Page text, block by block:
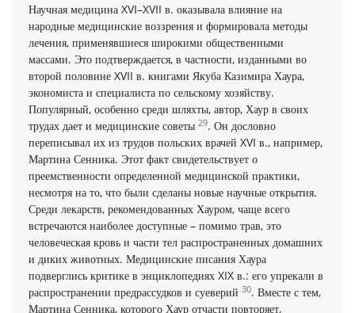
Научная медицина XVI–XVII в. оказывала влияние на
народные медицинские воззрения и формировала методы
лечения, применявшиеся широкими общественными
массами. Это подтверждается, в частности, изданными во
второй половине XVII в. книгами Якуба Казимира Хаура,
экономиста и специалиста по сельскому хозяйству.
Популярный, особенно среди шляхты, автор, Хаур в своих
трудах дает и медицинские советы 29. Он дословно
переписывал их из трудов польских врачей XVI в., например,
Мартина Сенника. Этот факт свидетельствует о
преемственности определенной медицинской практики,
несмотря на то, что были сделаны новые научные открытия.
Среди лекарств, рекомендованных Хауром, чаще всего
встречаются наиболее доступные – помимо трав, это
человеческая кровь и части тел распространенных домашних
и диких животных. Медицинские писания Хаура
подверглись критике в энциклопедиях XIX в.: его упрекали в
распространении предрассудков и суеверий 30. Вместе с тем,
Мартина Сенника, которого Хаур отчасти повторяет,